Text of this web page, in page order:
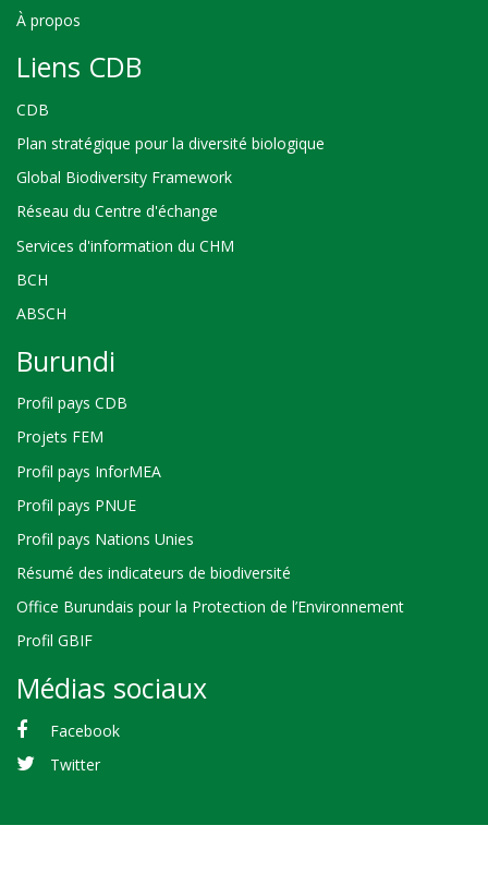
À propos
Liens CDB
CDB
Plan stratégique pour la diversité biologique
Global Biodiversity Framework
Réseau du Centre d'échange
Services d'information du CHM
BCH
ABSCH
Burundi
Profil pays CDB
Projets FEM
Profil pays InforMEA
Profil pays PNUE
Profil pays Nations Unies
Résumé des indicateurs de biodiversité
Office Burundais pour la Protection de l’Environnement
Profil GBIF
Médias sociaux
Facebook
Twitter